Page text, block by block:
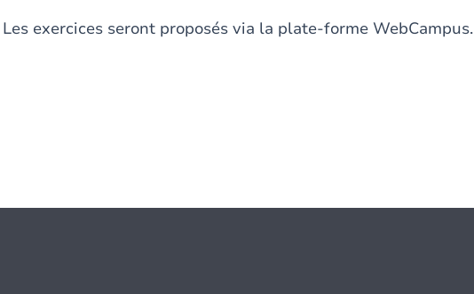
Les exercices seront proposés via la plate-forme WebCampus.